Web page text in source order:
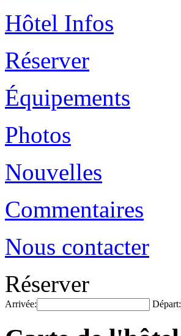
Hôtel Infos
Réserver
Équipements
Photos
Nouvelles
Commentaires
Nous contacter
Réserver
Arrivée: Départ: